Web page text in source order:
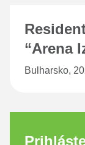
“Arena
Burgas
Bulharsko,